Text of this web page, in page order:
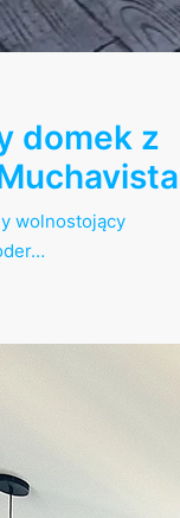
domek z
wolnostojący